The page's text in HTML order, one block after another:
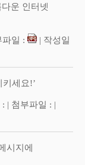
운 인터넷
파일 :
| 작성일
세요!’
| 첨부파일 : |
시지에